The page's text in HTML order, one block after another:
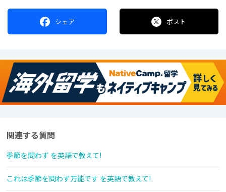
シェア ポスト
関連する質問
季節を問わず を英語で教えて!
これは季節を問わず万能です を英語で教えて!